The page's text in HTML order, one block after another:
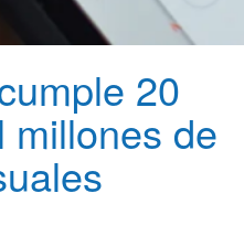
20
millones de